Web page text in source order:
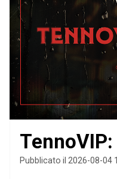
Pubblicato il 2026-08-04